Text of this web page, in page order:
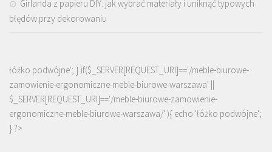
Girlanda z papieru DIY: jak wybrać materiały i uniknąć typowych
błędów przy dekorowaniu
łóżko podwójne'; } if($_SERVER[REQUEST_URI]=='/meble-biurowe-
zamowienie-ergonomiczne-meble-biurowe-warszawa' ||
$_SERVER[REQUEST_URI]=='/meble-biurowe-zamowienie-
ergonomiczne-meble-biurowe-warszawa/' ){ echo 'łóżko podwójne';
} ?>